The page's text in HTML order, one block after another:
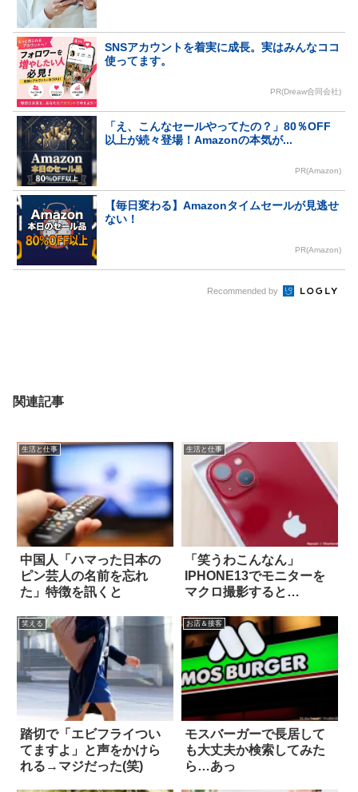
SNSアカウントを着実に成長。実はみんなココ
使ってます。
PR(Dreaw合同会社)
「え、こんなセールやってたの？」80％OFF
以上が続々登場！Amazonの本気が...
PR(Amazon)
【毎日変わる】Amazonタイムセールが見逃せ
ない！
PR(Amazon)
Recommended by
関連記事
生活と仕事
中国人「ハマった日本の
ピン芸人の名前を忘れ
た」特徴を訊くと
生活と仕事
「笑うわこんなん」
IPHONE13でモニターを
マクロ撮影すると…
笑える
踏切で「エビフライつい
てますよ」と声をかけら
れる→マジだった(笑)
お店＆接客
モスバーガーで長居して
も大丈夫か検索してみた
ら…あっ